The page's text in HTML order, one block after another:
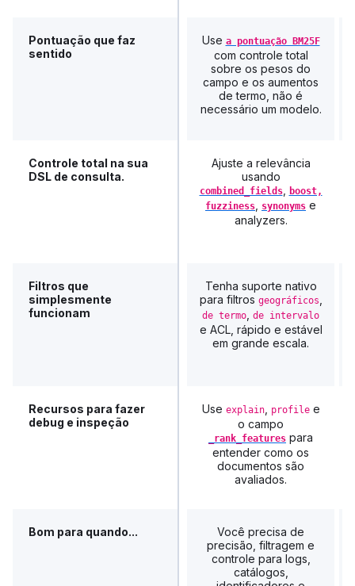
Pontuação que faz
sentido
Controle total na sua
DSL de consulta.
Filtros que
simplesmente
funcionam
Recursos para fazer
debug e inspeção
Bom para quando...
Use a pontuação BM25F
com controle total
sobre os pesos do
campo e os aumentos
de termo, não é
necessário um modelo.
Ajuste a relevância
usando
combined_fields,
boost,
fuzziness
synonyms e
analyzers.
Tenha suporte nativo
para filtros geográficos
de termo de intervalo
e ACL, rápido e estável
em grande escala.
Use explain, profilee
o campo
_rank_features para
entender como os
documentos são
avaliados.
Você precisa de
precisão, filtragem e
controle para logs,
catálogos,